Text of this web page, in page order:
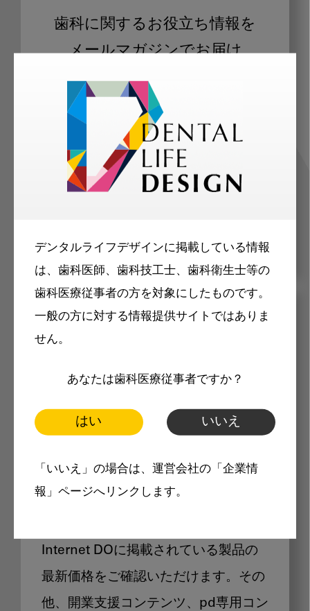
デンタルライフデザインに掲載している情報
は、歯科医師、歯科技工士、歯科衛生士等の
歯科医療従事者の方を対象にしたものです。
一般の方に対する情報提供サイトではありま
せん。
あなたは歯科医療従事者ですか？
はい いいえ
「いいえ」の場合は、運営会社の「企業情
報」ページへリンクします。
歯科に関するお役立ち情報を
メールマガジンでお届け
ご登録いただいた職種（歯科医師、歯
科衛生士、歯科技工士）に合わせた内
容のメールマガジンをお届けします。
メリット
製品価格も閲覧可能
Internet DOに掲載されている製品の
最新価格をご確認いただけます。その
他、開業支援コンテンツ、pd専用コン